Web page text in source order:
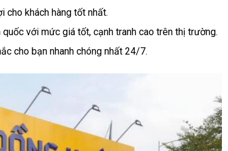
cho khách hàng tốt nhất.
với mức giá tốt, cạnh tranh cao trên thị trường.
cho bạn nhanh chóng nhất 24/7.